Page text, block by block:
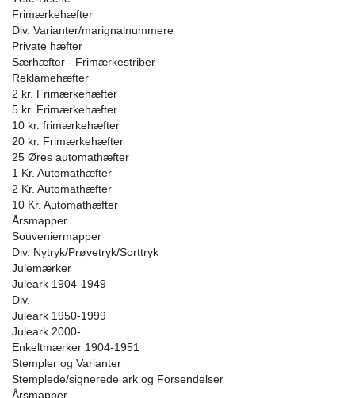
Frimærkehæfter
Div. Varianter/marignalnummere
Private hæfter
Særhæfter - Frimærkestriber
Reklamehæfter
2 kr. Frimærkehæfter
5 kr. Frimærkehæfter
10 kr. frimærkehæfter
20 kr. Frimærkehæfter
25 Øres automathæfter
1 Kr. Automathæfter
2 Kr. Automathæfter
10 Kr. Automathæfter
Årsmapper
Souveniermapper
Div. Nytryk/Prøvetryk/Sorttryk
Julemærker
Juleark 1904-1949
Div.
Juleark 1950-1999
Juleark 2000-
Enkeltmærker 1904-1951
Stempler og Varianter
Stemplede/signerede ark og Forsendelser
Årsmapper